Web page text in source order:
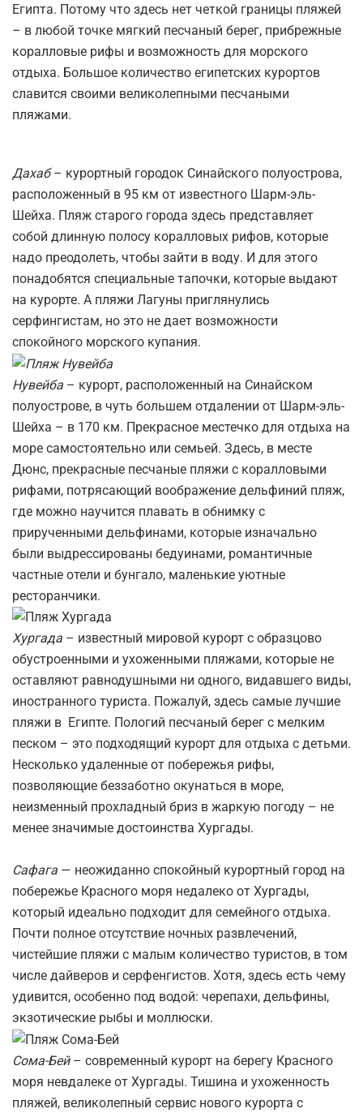
Египта. Потому что здесь нет четкой границы пляжей
– в любой точке мягкий песчаный берег, прибрежные
коралловые рифы и возможность для морского
отдыха. Большое количество египетских курортов
славится своими великолепными песчаными
пляжами.
Дахаб– курортный городок Синайского полуострова,
расположенный в 95 км от известного Шарм-эль-
Шейха. Пляж старого города здесь представляет
собой длинную полосу коралловых рифов, которые
надо преодолеть, чтобы зайти в воду. И для этого
понадобятся специальные тапочки, которые выдают
на курорте. А пляжи Лагуны приглянулись
серфингистам, но это не дает возможности
спокойного морского купания.
Нувейба – курорт, расположенный на Синайском
полуострове, в чуть большем отдалении от Шарм-эль-
Шейха – в 170 км. Прекрасное местечко для отдыха на
море самостоятельно или семьей. Здесь, в месте
Дюнс, прекрасные песчаные пляжи с коралловыми
рифами, потрясающий воображение дельфиний пляж,
где можно научится плавать в обнимку с
прирученными дельфинами, которые изначально
были выдрессированы бедуинами, романтичные
частные отели и бунгало, маленькие уютные
ресторанчики.
Хургада – известный мировой курорт с образцово
обустроенными и ухоженными пляжами, которые не
оставляют равнодушными ни одного, видавшего виды,
иностранного туриста. Пожалуй, здесь самые лучшие
пляжи в Египте. Пологий песчаный берег с мелким
песком – это подходящий курорт для отдыха с детьми.
Несколько удаленные от побережья рифы,
позволяющие беззаботно окунаться в море,
неизменный прохладный бриз в жаркую погоду – не
менее значимые достоинства Хургады.
Сафага — неожиданно спокойный курортный город на
побережье Красного моря недалеко от Хургады,
который идеально подходит для семейного отдыха.
Почти полное отсутствие ночных развлечений,
чистейшие пляжи с малым количество туристов, в том
числе дайверов и серфенгистов. Хотя, здесь есть чему
удивится, особенно под водой: черепахи, дельфины,
экзотические рыбы и моллюски.
Сома-Бей – современный курорт на берегу Красного
моря невдалеке от Хургады. Тишина и ухоженность
пляжей, великолепный сервис нового курорта с